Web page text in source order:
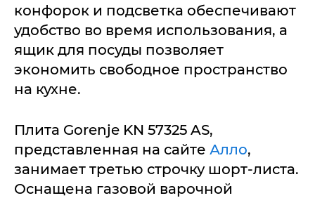
конфорок и подсветка обеспечивают
удобство во время использования, а
ящик для посуды позволяет
экономить свободное пространство
на кухне.
Плита Gorenje KN 57325 AS,
представленная на сайте Алло,
занимает третью строчку шорт-листа.
Оснащена газовой варочной